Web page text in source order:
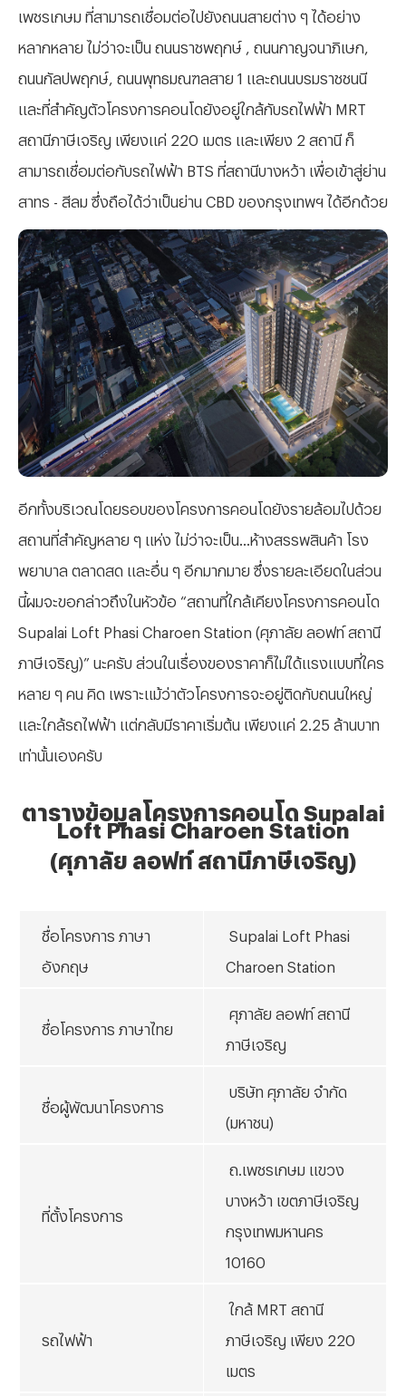
เพชรเกษม ที่สามารถเชื่อมต่อไปยังถนนสายต่าง ๆ ได้อย่าง
หลากหลาย ไม่ว่าจะเป็น ถนนราชพฤกษ์ , ถนนกาญจนาภิเษก,
ถนนกัลปพฤกษ์, ถนนพุทธมณฑลสาย 1 และถนนบรมราชชนนี
และที่สำคัญตัวโครงการคอนโดยังอยู่ใกล้กับรถไฟฟ้า MRT
สถานีภาษีเจริญ เพียงแค่ 220 เมตร และเพียง 2 สถานี ก็
สามารถเชื่อมต่อกับรถไฟฟ้า BTS ที่สถานีบางหว้า เพื่อเข้าสู่ย่าน
สาทร - สีลม ซึ่งถือได้ว่าเป็นย่าน CBD ของกรุงเทพฯ ได้อีกด้วย
อีกทั้งบริเวณโดยรอบของโครงการคอนโดยังรายล้อมไปด้วย
สถานที่สำคัญหลาย ๆ แห่ง ไม่ว่าจะเป็น...ห้างสรรพสินค้า โรง
พยาบาล ตลาดสด และอื่น ๆ อีกมากมาย ซึ่งรายละเอียดในส่วน
นี้ผมจะขอกล่าวถึงในหัวข้อ “สถานที่ใกล้เคียงโครงการคอนโด
Supalai Loft Phasi Charoen Station (ศุภาลัย ลอฟท์ สถานี
ภาษีเจริญ)” นะครับ ส่วนในเรื่องของราคาก็ไม่ได้แรงแบบที่ใคร
หลาย ๆ คน คิด เพราะแม้ว่าตัวโครงการจะอยู่ติดกับถนนใหญ่
และใกล้รถไฟฟ้า แต่กลับมีราคาเริ่มต้น เพียงแค่ 2.25 ล้านบาท
เท่านั้นเองครับ
ตารางข้อมูลโครงการคอนโด Supalai
Loft Phasi Charoen Station
(ศุภาลัย ลอฟท์ สถานีภาษีเจริญ)
ชื่อโครงการ ภาษา
อังกฤษ
Supalai Loft Phasi
Charoen Station
ชื่อโครงการ ภาษาไทย
ศุภาลัย ลอฟท์ สถานี
ภาษีเจริญ
ชื่อผู้พัฒนาโครงการ
บริษัท ศุภาลัย จำกัด
(มหาชน)
ที่ตั้งโครงการ
ถ.เพชรเกษม แขวง
บางหว้า เขตภาษีเจริญ
กรุงเทพมหานคร
10160
รถไฟฟ้า
ใกล้ MRT สถานี
ภาษีเจริญ เพียง 220
เมตร